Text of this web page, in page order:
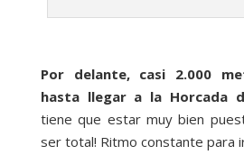
Por delante, casi 2.000
hasta llegar a la Horcada
tiene que estar muy bien
ser total! Ritmo constante para